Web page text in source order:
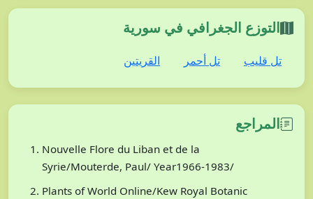
التوزع الجغرافي في سورية
تل قليب تل أحمر القريتين
المراجع
Nouvelle Flore du Liban et de la
Syrie/Mouterde, Paul/ Year1966-1983/
Plants of World Online/Kew Royal Botanic